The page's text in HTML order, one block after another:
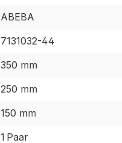
ABEBA
7131032-44
350 mm
250 mm
150 mm
1 Paar